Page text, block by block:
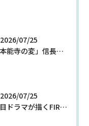
2026/07/25
「本能寺の変」信長と、55歳からのサイドFIRE
2026/07/25
注目ドラマが描くFIREと、55歳からのライフデザイン・サイドFIRE